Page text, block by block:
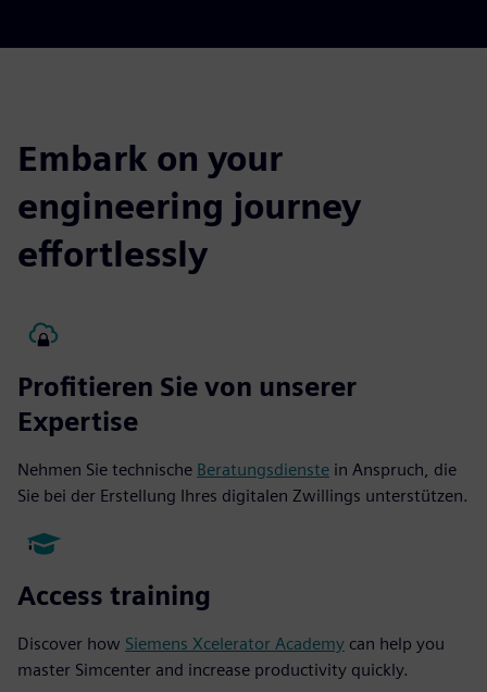
Embark on your
engineering journey
effortlessly
Profitieren Sie von unserer
Expertise
Nehmen Sie technische Beratungsdienste in Anspruch, die
Sie bei der Erstellung Ihres digitalen Zwillings unterstützen.
Access training
Discover how Siemens Xcelerator Academy can help you
master Simcenter and increase productivity quickly.